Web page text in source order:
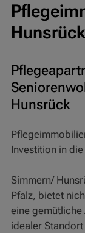
Hunsrück
Hunsrück
Investition in
Simmern/
Pfalz, bietet
eine gemütliche
idealer